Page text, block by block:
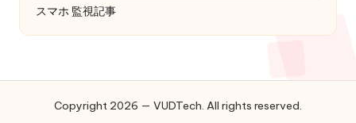
スマホ 監視記事
Copyright 2026 — VUDTech. All rights reserved.